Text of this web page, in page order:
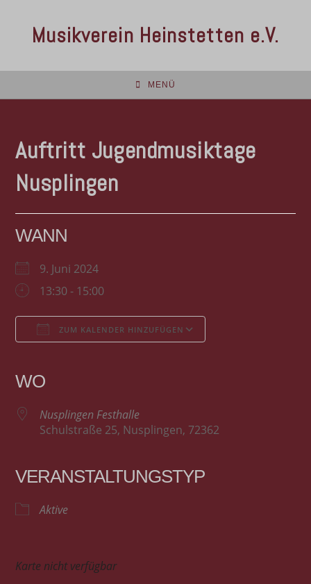
Musikverein Heinstetten e.V.
MENÜ
Auftritt Jugendmusiktage
Nusplingen
WANN
9. Juni 2024
13:30 - 15:00
ZUM KALENDER HINZUFÜGEN
WO
Nusplingen Festhalle
Schulstraße 25, Nusplingen, 72362
VERANSTALTUNGSTYP
Aktive
Karte nicht verfügbar